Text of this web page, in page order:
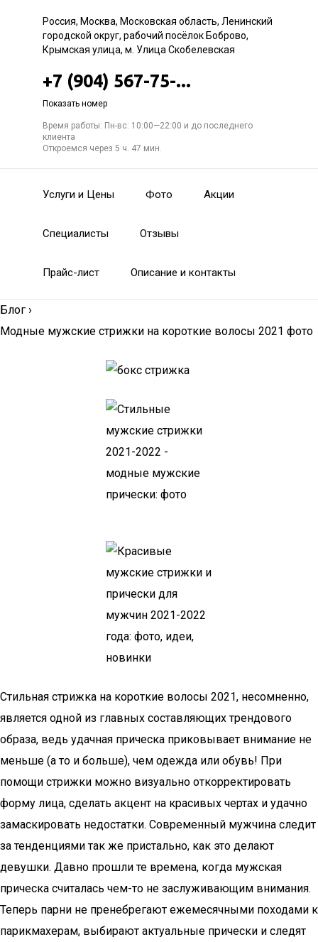
Россия, Москва, Московская область, Ленинский
городской округ, рабочий посёлок Боброво,
Крымская улица, м. Улица Скобелевская
+7 (904) 567-75-...
Показать номер
Время работы: Пн-вс: 10:00—22:00 и до последнего
клиента
Откроемся через 5 ч. 47 мин.
Услуги и Цены Фото Акции
Специалисты Отзывы
Прайс-лист Описание и контакты
Блог ›
Модные мужские стрижки на короткие волосы 2021 фото
Стильная стрижка на короткие волосы 2021, несомненно,
является одной из главных составляющих трендового
образа, ведь удачная прическа приковывает внимание не
меньше (а то и больше), чем одежда или обувь! При
помощи стрижки можно визуально откорректировать
форму лица, сделать акцент на красивых чертах и удачно
замаскировать недостатки. Современный мужчина следит
за тенденциями так же пристально, как это делают
девушки. Давно прошли те времена, когда мужская
прическа считалась чем-то не заслуживающим внимания.
Теперь парни не пренебрегают ежемесячными походами к
парикмахерам, выбирают актуальные прически и следят